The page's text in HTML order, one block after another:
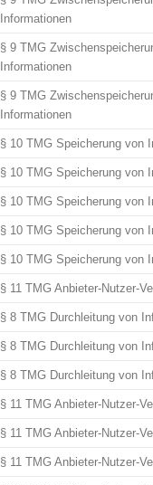
Informationen
§ 9 TMG
Informationen
§ 9 TMG
Informationen
§ 10 TMG Speicherung von
§ 10 TMG Speicherung von
§ 10 TMG Speicherung von
§ 10 TMG Speicherung von
§ 10 TMG Speicherung von
§ 11 TMG Anbieter-Nutzer-
§ 8 TMG Durchleitung von
§ 8 TMG Durchleitung von
§ 8 TMG Durchleitung von
§ 11 TMG Anbieter-Nutzer-
§ 11 TMG Anbieter-Nutzer-
§ 11 TMG Anbieter-Nutzer-